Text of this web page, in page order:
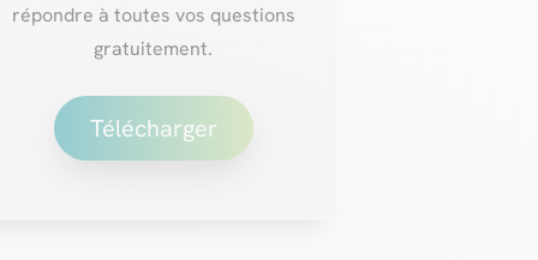
répondre à toutes vos questions
gratuitement.
Télécharger